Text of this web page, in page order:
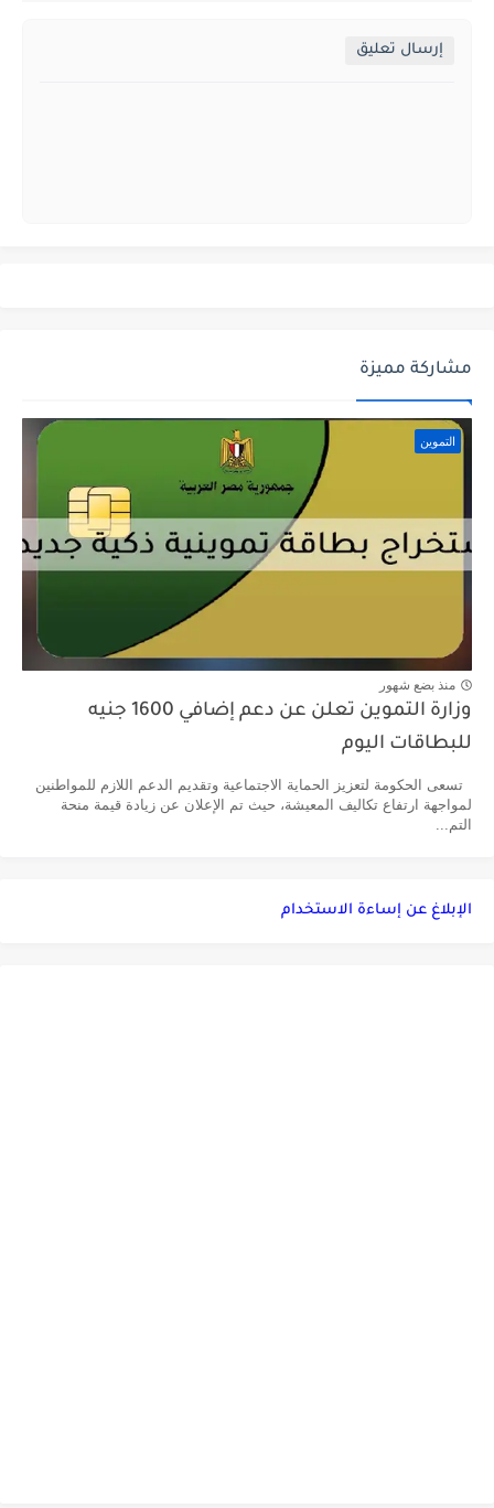
إرسال تعليق
مشاركة مميزة
التموين
منذ بضع شهور
وزارة التموين تعلن عن دعم إضافي 1600 جنيه
للبطاقات اليوم
تسعى الحكومة لتعزيز الحماية الاجتماعية وتقديم الدعم اللازم للمواطنين
لمواجهة ارتفاع تكاليف المعيشة، حيث تم الإعلان عن زيادة قيمة منحة
التم...
الإبلاغ عن إساءة الاستخدام